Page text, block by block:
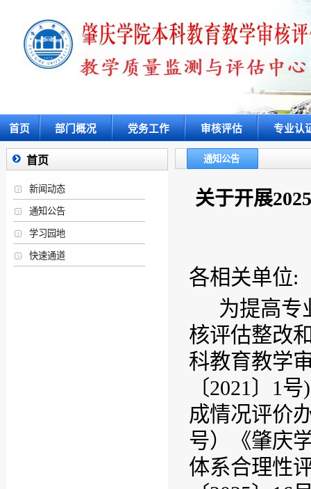
首页 部门概况 党务工作 审核评估 专业认
首页
新闻动态
通知公告
学习园地
快速通道
通知公告
关于开展
各相关单位:
为提高专
核评估整改
科教育教学
〔2021〕 1号)
成情况评价
号）《肇庆
体系合理性